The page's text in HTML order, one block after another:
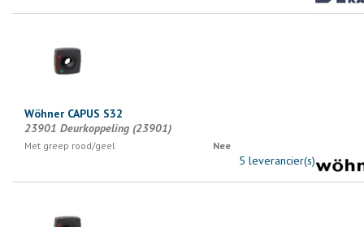
Wöhner CAPUS S32
23901 Deurkoppeling (23901)
Met greep rood/geel Nee
5 leverancier(s)